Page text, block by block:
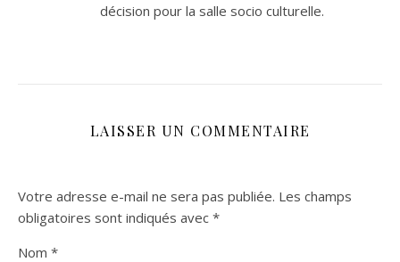
décision pour la salle socio culturelle.
LAISSER UN COMMENTAIRE
Votre adresse e-mail ne sera pas publiée. Les champs
obligatoires sont indiqués avec *
Nom *